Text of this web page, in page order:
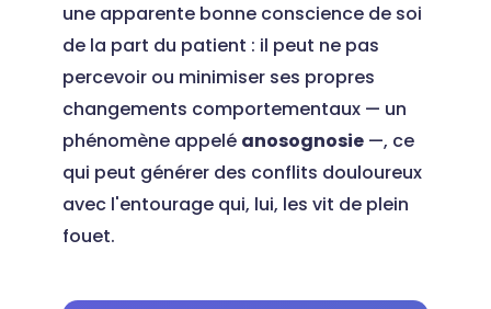
une apparente bonne conscience de soi
de la part du patient : il peut ne pas
percevoir ou minimiser ses propres
changements comportementaux — un
phénomène appelé anosognosie—, ce
qui peut générer des conflits douloureux
avec l'entourage qui, lui, les vit de plein
fouet.